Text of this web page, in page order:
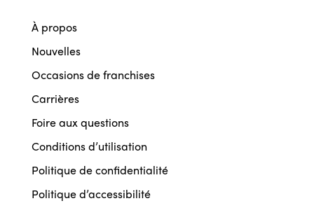
À propos
Nouvelles
Occasions de franchises
Carrières
Foire aux questions
Conditions d’utilisation
Politique de confidentialité
Politique d’accessibilité